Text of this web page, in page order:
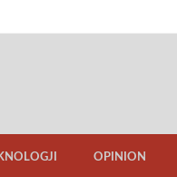
OPINION